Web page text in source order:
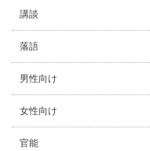
講談
落語
男性向け
女性向け
官能